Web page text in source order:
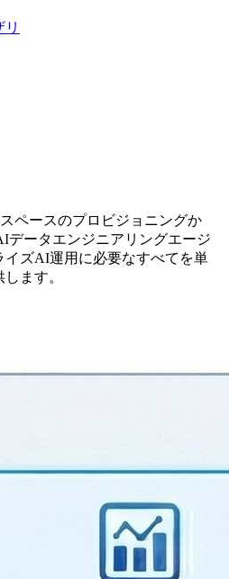
リ
ペースのプロビジョニングか
データエンジニアリングエージ
イズAI運用に必要なすべてを単
ます。